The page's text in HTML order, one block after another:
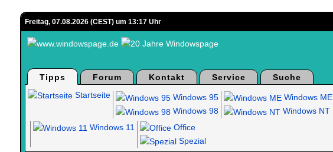
Freitag, 07.08.2026 (CEST) um 13:17 Uhr
Tipps Forum Kontakt Service
Suche
Startseite
Windows 95
Windows 98
Windows ME
Windows NT
Windows 11
Office
Spezial